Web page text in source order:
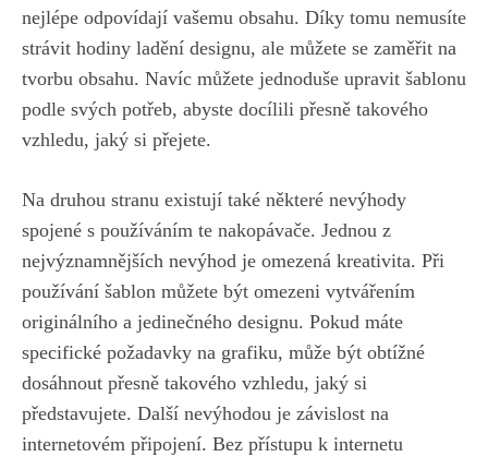
nejlépe odpovídají vašemu obsahu.⁤ Díky tomu nemusíte
strávit⁢ hodiny ladění designu, ale můžete se zaměřit na
tvorbu obsahu. ​Navíc můžete jednoduše upravit šablonu
podle svých potřeb, abyste docílili‍ přesně takového
vzhledu, jaký si přejete.
Na druhou stranu ⁣existují také některé nevýhody
spojené s ⁣používáním te nakopávače. Jednou z
nejvýznamnějších ‌nevýhod je omezená kreativita. Při⁢
používání šablon můžete být omezeni vytvářením
originálního a jedinečného designu. Pokud⁣ máte
specifické ⁢požadavky na grafiku, ⁢může být obtížné⁢
dosáhnout přesně takového vzhledu,‍ jaký si
představujete. Další⁤ nevýhodou je závislost na
internetovém připojení. ⁣Bez přístupu k internetu